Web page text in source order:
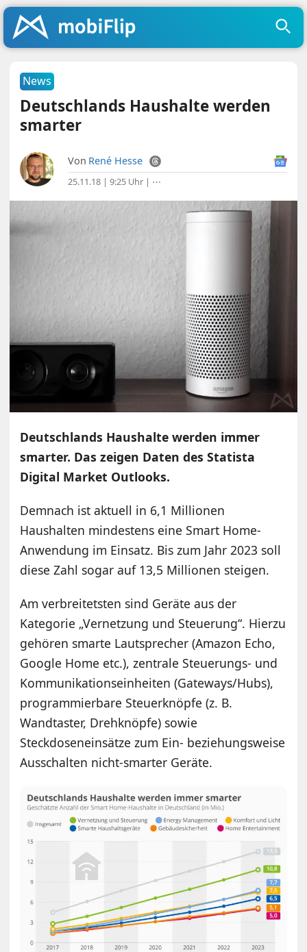
News
Deutschlands Haushalte werden
smarter
Von René Hesse
25.11.18 | 9:25 Uhr | ⋯
Deutschlands Haushalte werden immer
smarter. Das zeigen Daten des Statista
Digital Market Outlooks.
Demnach ist aktuell in 6,1 Millionen
Haushalten mindestens eine Smart Home-
Anwendung im Einsatz. Bis zum Jahr 2023 soll
diese Zahl sogar auf 13,5 Millionen steigen.
Am verbreitetsten sind Geräte aus der
Kategorie „Vernetzung und Steuerung“. Hierzu
gehören smarte Lautsprecher (Amazon Echo,
Google Home etc.), zentrale Steuerungs- und
Kommunikationseinheiten (Gateways/Hubs),
programmierbare Steuerknöpfe (z. B.
Wandtaster, Drehknöpfe) sowie
Steckdoseneinsätze zum Ein- beziehungsweise
Ausschalten nicht-smarter Geräte.